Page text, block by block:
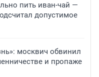
пить иван-чай —
допустимое
москвич обвинил
и пропаже